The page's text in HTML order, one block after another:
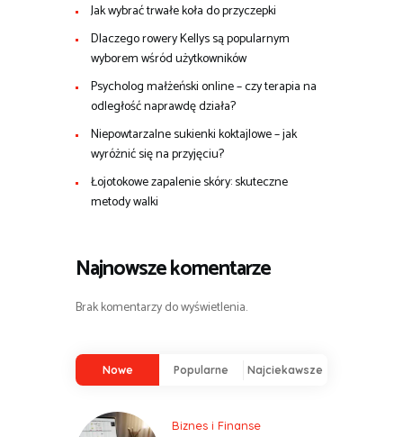
Jak wybrać trwałe koła do przyczepki
Dlaczego rowery Kellys są popularnym
wyborem wśród użytkowników
Psycholog małżeński online – czy terapia na
odległość naprawdę działa?
Niepowtarzalne sukienki koktajlowe – jak
wyróżnić się na przyjęciu?
Łojotokowe zapalenie skóry: skuteczne
metody walki
Najnowsze komentarze
Brak komentarzy do wyświetlenia.
Nowe Popularne Najciekawsze
Biznes i Finanse